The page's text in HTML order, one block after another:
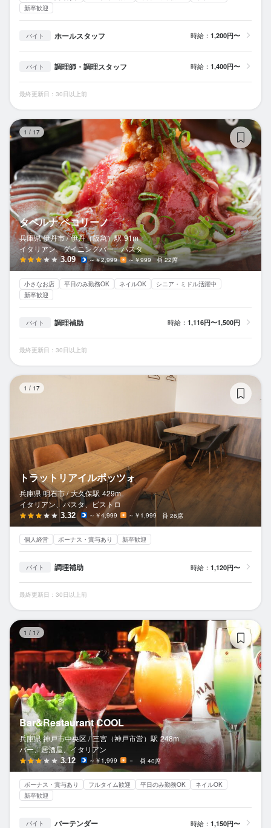
新卒歓迎
バイト ホールスタッフ 時給： 1,200円〜
バイト 調理師・調理スタッフ 時給： 1,400円〜
最終更新日：30日以上前
1 / 17
タベルナ ペコリーノ
兵庫県 伊丹市 / 伊丹（阪急）駅 91m
イタリアン、ダイニングバー、パスタ
3.09 ～￥2,999 ～￥999 22席
小さなお店 平日のみ勤務OK ネイルOK
シニア・ミドル活躍中
新卒歓迎
バイト 調理補助 時給： 1,116円〜1,500円
最終更新日：30日以上前
1 / 17
トラットリアイルポッツォ
兵庫県 明石市 / 大久保駅 429m
イタリアン、パスタ、ビストロ
3.32 ～￥4,999 ～￥1,999 26席
個人経営 ボーナス・賞与あり 新卒歓迎
バイト 調理補助 時給： 1,120円〜
最終更新日：30日以上前
1 / 17
Bar&Restaurant COOL
兵庫県 神戸市中央区 / 三宮（神戸市営） 駅 248m
バー、居酒屋、イタリアン
3.12 ～￥1,999 － 40席
ボーナス・賞与あり フルタイム歓迎 平日のみ勤務OK
ネイルOK
新卒歓迎
バイト バーテンダー 時給： 1,150円〜